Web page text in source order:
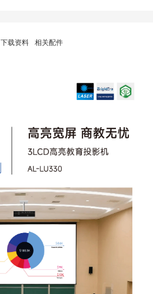
下载资料 相关配件